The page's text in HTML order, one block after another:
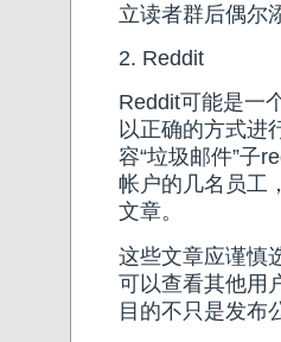
立读者群后偶尔
2. Reddit
Reddit可能是一
以正确的方式进
容“垃圾邮件”子
帐户的几名员工
文章。
这些文章应谨慎
可以查看其他用
目的不只是发布